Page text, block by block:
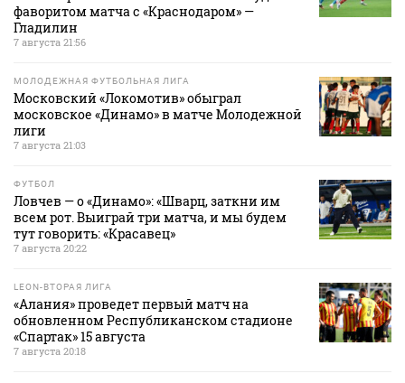
фаворитом матча с «Краснодаром» —
Гладилин
7 августа 21:56
МОЛОДЕЖНАЯ ФУТБОЛЬНАЯ ЛИГА
Московский «Локомотив» обыграл
московское «Динамо» в матче Молодежной
лиги
7 августа 21:03
ФУТБОЛ
Ловчев — о «Динамо»: «Шварц, заткни им
всем рот. Выиграй три матча, и мы будем
тут говорить: «Красавец»
7 августа 20:22
LEON-ВТОРАЯ ЛИГА
«Алания» проведет первый матч на
обновленном Республиканском стадионе
«Спартак» 15 августа
7 августа 20:18